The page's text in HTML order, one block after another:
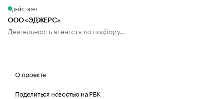
ДЕЙСТВУЕТ
ООО «ЭДЖЕРС»
Деятельность агентств по подбору...
О проекте
Поделиться новостью на РБК